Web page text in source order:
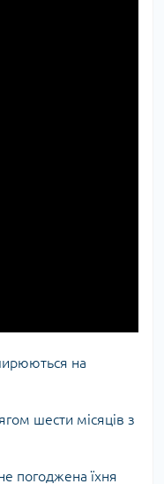
на
шести місяців з
погоджена їхня